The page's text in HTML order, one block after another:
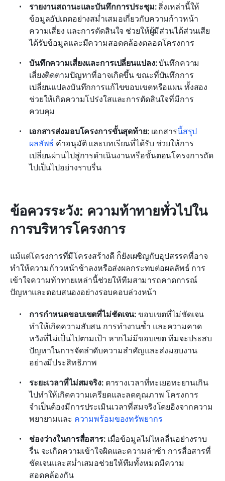
รายงานสถานะและบันทึกการประชุม: สิ่งเหล่านี้ให้
ข้อมูลอัปเดตอย่างสม่ำเสมอเกี่ยวกับความก้าวหน้า
ความเสี่ยง และการตัดสินใจ ช่วยให้ผู้มีส่วนได้ส่วนเสีย
ได้รับข้อมูลและมีความสอดคล้องตลอดโครงการ
บันทึกความเสี่ยงและการเปลี่ยนแปลง: บันทึกความ
เสี่ยงติดตามปัญหาที่อาจเกิดขึ้น ขณะที่บันทึกการ
เปลี่ยนแปลงบันทึกการแก้ไขขอบเขตหรือแผน ทั้งสอง
ช่วยให้เกิดความโปร่งใสและการตัดสินใจที่มีการ
ควบคุม
เอกสารส่งมอบโครงการขั้นสุดท้าย: เอกสารนี้สรุป
ผลลัพธ์ คำอนุมัติ และบทเรียนที่ได้รับ ช่วยให้การ
เปลี่ยนผ่านไปสู่การดำเนินงานหรือขั้นตอนโครงการถัด
ไปเป็นไปอย่างราบรื่น
ข้อควรระวัง: ความท้าทายทั่วไปใน
การบริหารโครงการ
แม้แต่โครงการที่มีโครงสร้างดี ก็ยังเผชิญกับอุปสรรคที่อาจ
ทำให้ความก้าวหน้าช้าลงหรือส่งผลกระทบต่อผลลัพธ์ การ
เข้าใจความท้าทายเหล่านี้ช่วยให้ทีมสามารถคาดการณ์
ปัญหาและตอบสนองอย่างรอบคอบล่วงหน้า
การกำหนดขอบเขตที่ไม่ชัดเจน: ขอบเขตที่ไม่ชัดเจน
ทำให้เกิดความสับสน การทำงานซ้ำ และความคาด
หวังที่ไม่เป็นไปตามเป้า หากไม่มีขอบเขต ทีมจะประสบ
ปัญหาในการจัดลำดับความสำคัญและส่งมอบงาน
อย่างมีประสิทธิภาพ
ระยะเวลาที่ไม่สมจริง: ตารางเวลาที่ทะเยอทะยานเกิน
ไปทำให้เกิดความเครียดและลดคุณภาพ โครงการ
จำเป็นต้องมีการประเมินเวลาที่สมจริงโดยอิงจากความ
พยายามและ ความพร้อมของทรัพยากร
ช่องว่างในการสื่อสาร: เมื่อข้อมูลไม่ไหลลื่นอย่างราบ
รื่น จะเกิดความเข้าใจผิดและความล่าช้า การสื่อสารที่
ชัดเจนและสม่ำเสมอช่วยให้ทีมทั้งหมดมีความ
สอดคล้องกัน